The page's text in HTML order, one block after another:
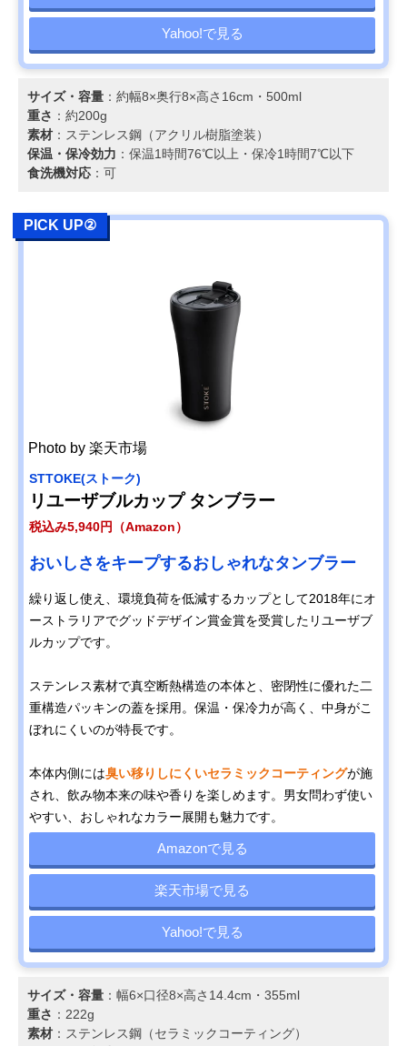
ステンレスタンブ
Amazonで見る
象印マホービン ス
テンレス キャリー
JS40
持ち運びやすいハ
ンドル付き
約幅7.5×奥行
高さ22.5cm・
Amazonで見る
Stojo タンブラー
ポケット 355ml
422695
飲み終わったら小
さくたたんでバッ
グにイン
カフェマグ フタ付
とタフさが魅力
ワールドパーティ
ー(Wpc.) ステンレ
ス2wayタンブラ
北欧風の人気テキ
スタイル柄をプリ
ント
きざむ 名入れ 生
絞りレモンタンブ
レモンサワーを飲
む方へのギフトに
Amazonで見る
スケーター
(Skater) コーヒー
タンブラー 350ml
STBC3F
一息
Yahoo!で見る
サイズ・容量 ：約幅8×奥行8×高さ16cm・500ml
重さ ：約200g
素材 ：ステンレス鋼（アクリル樹脂塗装）
保温・保冷効力 ：保温1時間76℃以上・保冷1時間7℃以下
食洗機対応 ：可
PICK UP②
Photo by 楽天市場
STTOKE(ストーク)
リユーザブルカップ タンブラー
税込み5,940円（Amazon）
おいしさをキープするおしゃれなタンブラー
繰り返し使え、環境負荷を低減するカップとして2018年にオ
ーストラリアでグッドデザイン賞金賞を受賞したリユーザブ
ルカップです。
ステンレス素材で真空断熱構造の本体と、密閉性に優れた二
重構造パッキンの蓋を採用。保温・保冷力が高く、中身がこ
ぼれにくいのが特長です。
本体内側には臭い移りしにくいセラミックコーティングが施
され、飲み物本来の味や香りを楽しめます。男女問わず使い
やすい、おしゃれなカラー展開も魅力です。
Amazonで見る
楽天市場で見る
Yahoo!で見る
サイズ・容量 ：幅6×口径8×高さ14.4cm・355ml
重さ ：222g
素材 ：ステンレス鋼（セラミックコーティング）